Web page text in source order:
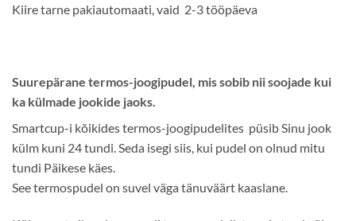
Kiire tarne pakiautomaati, vaid 2-3 tööpäeva
Suurepärane termos-joogipudel, mis sobib nii soojade kui
ka külmade jookide jaoks.
Smartcup-i kõikides termos-joogipudelites püsib Sinu jook
külm kuni 24 tundi. Seda isegi siis, kui pudel on olnud mitu
tundi Päikese käes.
See termospudel on suvel väga tänuväärt kaaslane.